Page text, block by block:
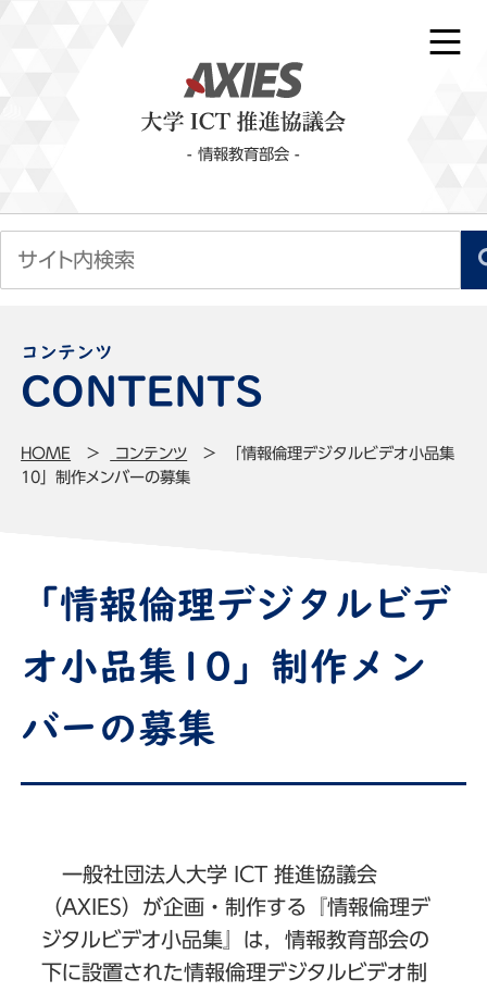
- 情報教育部会 -
コンテンツ
HOME コンテンツ
「情報倫理デジタルビデオ小品集
10」制作メンバーの募集
「情報倫理デジタルビデ
オ小品集10」制作メン
バーの募集
一般社団法人大学 ICT 推進協議会
（AXIES）が企画・制作する『情報倫理デ
ジタルビデオ小品集』は，情報教育部会の
下に設置された情報倫理デジタルビデオ制